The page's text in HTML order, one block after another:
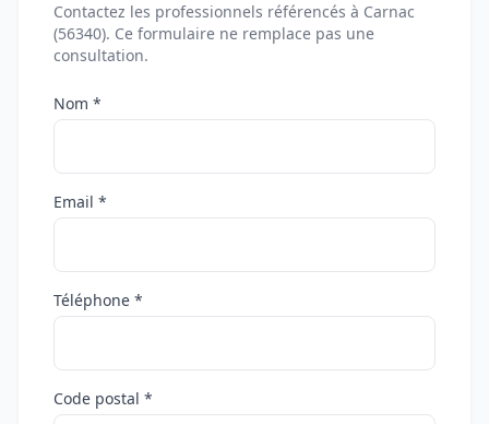
Contactez les professionnels référencés à Carnac
(56340). Ce formulaire ne remplace pas une
consultation.
Nom *
Email *
Téléphone *
Code postal *